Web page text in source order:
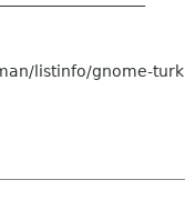
listinfo/gnome-turk